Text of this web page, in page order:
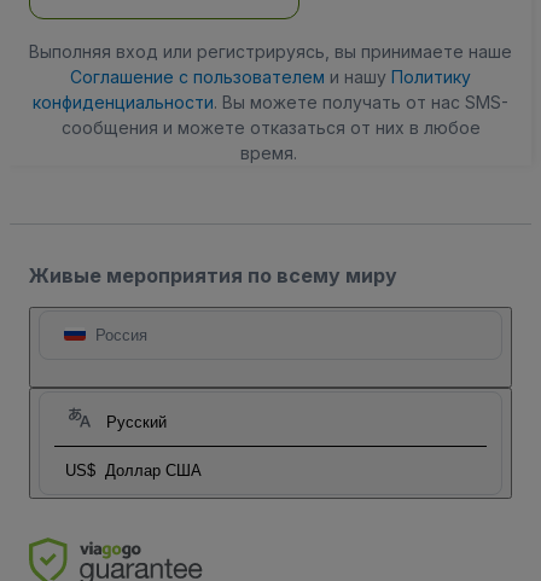
Выполняя вход или регистрируясь, вы принимаете наше
Соглашение с пользователем и нашу Политику
конфиденциальности. Вы можете получать от нас SMS-
сообщения и можете отказаться от них в любое
время.
Живые мероприятия по всему миру
Россия
Русский
US$ Доллар США